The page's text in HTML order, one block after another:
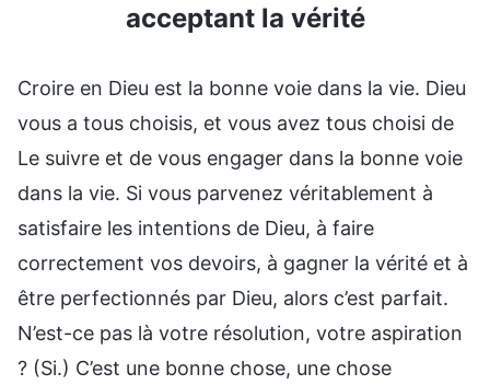
acceptant la vérité
Croire en Dieu est la bonne voie dans la vie. Dieu
vous a tous choisis, et vous avez tous choisi de
Le suivre et de vous engager dans la bonne voie
dans la vie. Si vous parvenez véritablement à
satisfaire les intentions de Dieu, à faire
correctement vos devoirs, à gagner la vérité et à
être perfectionnés par Dieu, alors c’est parfait.
N’est-ce pas là votre résolution, votre aspiration
? (Si.) C’est une bonne chose, une chose